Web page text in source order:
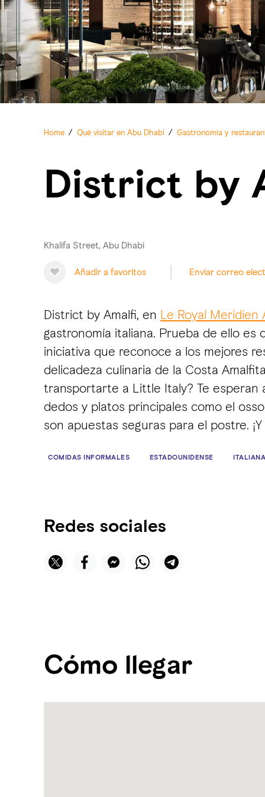
Home / Qué visitar en Abu Dhabi / Gastronomía y
District by
Khalifa Street, Abu Dhabi
Añadir a favoritos Enviar correo
District by Amalfi, en Le Royal Meridien
gastronomía italiana. Prueba de ello es
iniciativa que reconoce a los mejores
delicadeza culinaria de la Costa
transportarte a Little Italy? Te esperan
dedos y platos principales como el
son apuestas seguras para el postre.
COMIDAS INFORMALES ESTADOUNIDENSE ITALIANA
Redes sociales
Cómo llegar